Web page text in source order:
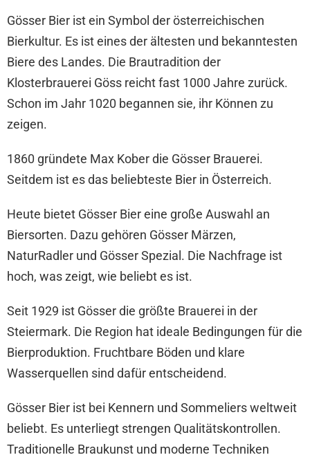
Gösser Bier ist ein Symbol der österreichischen
Bierkultur. Es ist eines der ältesten und bekanntesten
Biere des Landes. Die Brautradition der
Klosterbrauerei Göss reicht fast 1000 Jahre zurück.
Schon im Jahr 1020 begannen sie, ihr Können zu
zeigen.
1860 gründete Max Kober die Gösser Brauerei.
Seitdem ist es das beliebteste Bier in Österreich.
Heute bietet Gösser Bier eine große Auswahl an
Biersorten. Dazu gehören Gösser Märzen,
NaturRadler und Gösser Spezial. Die Nachfrage ist
hoch, was zeigt, wie beliebt es ist.
Seit 1929 ist Gösser die größte Brauerei in der
Steiermark. Die Region hat ideale Bedingungen für die
Bierproduktion. Fruchtbare Böden und klare
Wasserquellen sind dafür entscheidend.
Gösser Bier ist bei Kennern und Sommeliers weltweit
beliebt. Es unterliegt strengen Qualitätskontrollen.
Traditionelle Braukunst und moderne Techniken